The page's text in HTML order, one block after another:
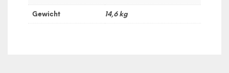
Gewicht 14,6 kg